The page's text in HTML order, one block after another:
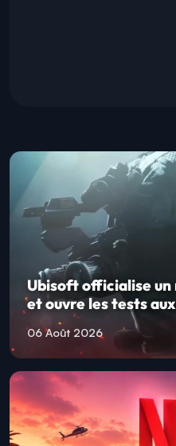
Ubisoft officialise un
et ouvre les tests
06 Août 2026